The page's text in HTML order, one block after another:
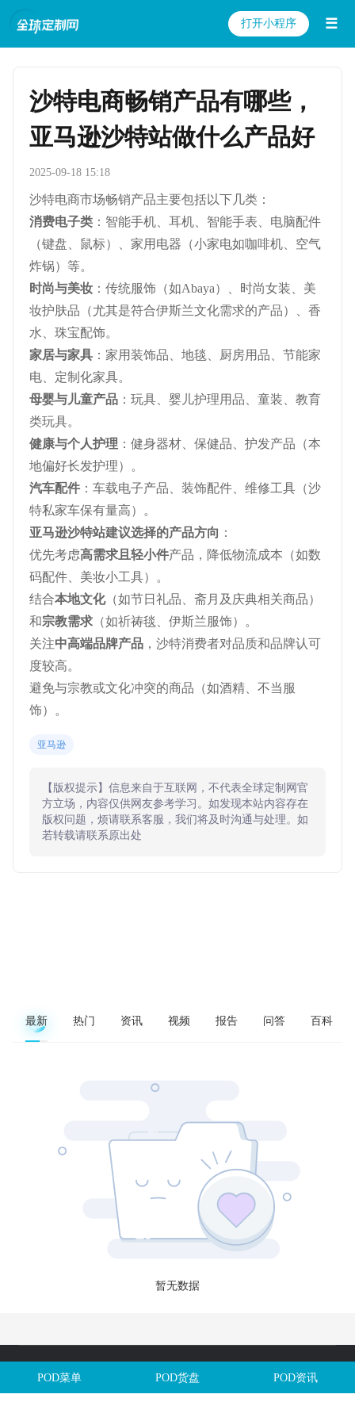
打开小程序 ☰
沙特电商畅销产品有哪些，
亚马逊沙特站做什么产品好
2025-09-18 15:18
沙特电商市场畅销产品主要包括以下几类：
消费电子类 ：智能手机、耳机、智能手表、电脑配件
（键盘、鼠标）、家用电器（小家电如咖啡机、空气
炸锅）等。
时尚与美妆 ：传统服饰（如Abaya）、时尚女装、美
妆护肤品（尤其是符合伊斯兰文化需求的产品）、香
水、珠宝配饰。
家居与家具 ：家用装饰品、地毯、厨房用品、节能家
电、定制化家具。
母婴与儿童产品 ：玩具、婴儿护理用品、童装、教育
类玩具。
健康与个人护理 ：健身器材、保健品、护发产品（本
地偏好长发护理）。
汽车配件 ：车载电子产品、装饰配件、维修工具（沙
特私家车保有量高）。
亚马逊沙特站建议选择的产品方向 ：
优先考虑高需求且轻小件产品，降低物流成本（如数
码配件、美妆小工具）。
结合本地文化（如节日礼品、斋月及庆典相关商品）
和宗教需求 （如祈祷毯、伊斯兰服饰）。
关注中高端品牌产品 ，沙特消费者对品质和品牌认可
度较高。
避免与宗教或文化冲突的商品（如酒精、不当服
饰）。
亚马逊
【版权提示】信息来自于互联网，不代表全球定制网官
方立场，内容仅供网友参考学习。如发现本站内容存在
版权问题，烦请联系客服，我们将及时沟通与处理。如
若转载请联系原出处
最新 热门 资讯 视频 报告 问答 百科
暂无数据
Copyright @全球定制网All Rights Reserved. 闽ICP备2025106563号
POD菜单 POD货盘 POD资讯